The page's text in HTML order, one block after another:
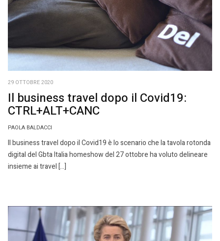
29 OTTOBRE 2020
Il business travel dopo il Covid19:
CTRL+ALT+CANC
PAOLA BALDACCI
Il business travel dopo il Covid19 è lo scenario che la tavola rotonda
digital del Gbta Italia homeshow del 27 ottobre ha voluto delineare
insieme ai travel […]